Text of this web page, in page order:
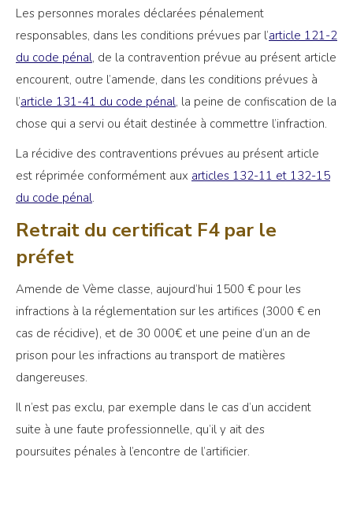
Les personnes morales déclarées pénalement
responsables, dans les conditions prévues par l’article 121-2
du code pénal, de la contravention prévue au présent article
encourent, outre l’amende, dans les conditions prévues à
l’article 131-41 du code pénal, la peine de confiscation de la
chose qui a servi ou était destinée à commettre l’infraction.
La récidive des contraventions prévues au présent article
est réprimée conformément aux articles 132-11 et 132-15
du code pénal.
Retrait du certificat F4 par le
préfet
Amende de Vème classe, aujourd’hui 1500 € pour les
infractions à la réglementation sur les artifices (3000 € en
cas de récidive), et de 30 000€ et une peine d’un an de
prison pour les infractions au transport de matières
dangereuses.
Il n’est pas exclu, par exemple dans le cas d’un accident
suite à une faute professionnelle, qu’il y ait des
poursuites pénales à l’encontre de l’artificier.